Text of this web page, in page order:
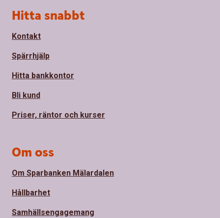
Sidfot
Hitta snabbt
Kontakt
Spärrhjälp
Hitta bankkontor
Bli kund
Priser, räntor och kurser
Om oss
Om Sparbanken Mälardalen
Hållbarhet
Samhällsengagemang